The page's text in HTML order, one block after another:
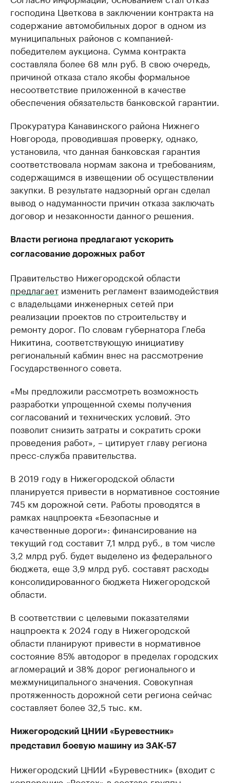
господина Цветкова в заключении контракта на
содержание автомобильных дорог в одном из
муниципальных районов с компанией-
победителем аукциона. Сумма контракта
составляла более 68 млн руб. В свою очередь,
причиной отказа стало якобы формальное
несоответствие приложенной в качестве
обеспечения обязательств банковской гарантии.
Прокуратура Канавинского района Нижнего
Новгорода, проводившая проверку, однако,
установила, что данная банковская гарантия
соответствовала нормам закона и требованиям,
содержащимся в извещении об осуществлении
закупки. В результате надзорный орган сделал
вывод о надуманности причин отказа заключать
договор и незаконности данного решения.
Власти региона предлагают ускорить
согласование дорожных работ
Правительство Нижегородской области
предлагает изменить регламент взаимодействия
с владельцами инженерных сетей при
реализации проектов по строительству и
ремонту дорог. По словам губернатора Глеба
Никитина, соответствующую инициативу
региональный кабмин внес на рассмотрение
Государственного совета.
«Мы предложили рассмотреть возможность
разработки упрощенной схемы получения
согласований и технических условий. Это
позволит снизить затраты и сократить сроки
проведения работ», – цитирует главу региона
пресс-служба правительства.
В 2019 году в Нижегородской области
планируется привести в нормативное состояние
745 км дорожной сети. Работы проводятся в
рамках нацпроекта «Безопасные и
качественные дороги»: финансирование на
текущий год составит 7,1 млрд руб., в том числе
3,2 млрд руб. будет выделено из федерального
бюджета, еще 3,9 млрд руб. составят расходы
консолидированного бюджета Нижегородской
области.
В соответствии с целевыми показателями
нацпроекта к 2024 году в Нижегородской
области планируют привести в нормативное
состояние 85% автодорог в пределах городских
агломераций и 38% дорог регионального и
межмуниципального значения. Совокупная
протяженность дорожной сети региона сейчас
составляет более 32,5 тыс. км.
Нижегородский ЦНИИ «Буревестник»
представил боевую машину из ЗАК-57
Нижегородский ЦНИИ «Буревестник» (входит с